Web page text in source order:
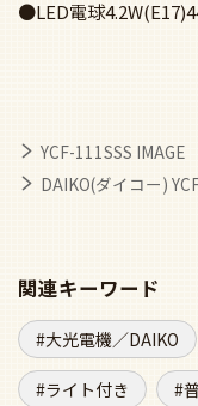
ライト付き
普通サイズ